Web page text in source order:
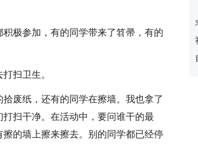
极参加，有的同学带来了笤帚，有的
扫卫生。
废纸，还有的同学在擦墙。我也拿了
扫干净。在活动中，要问谁干的最
的墙上擦来擦去。别的同学都已经停